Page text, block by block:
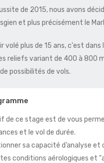
de 2015, nous avons
et plus précisément le
volé plus de 15 ans, c'est
reliefs variant de 400 à 800
possibilités de vols.
de ce stage est de vous
et le vol de durée.
sa capacité d’analyse et
conditions aérologiques et